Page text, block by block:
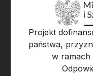
Projekt
państwa,
w ramach